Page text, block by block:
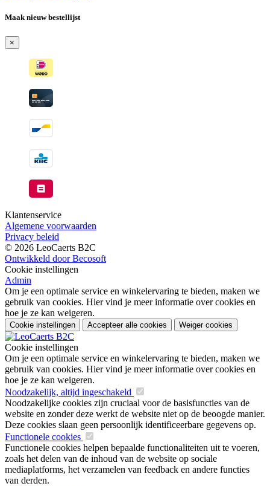
-
verzonden
wanneer
beschikbaar
Maak nieuw bestellijst
×
Klantenservice
Algemene voorwaarden
Privacy beleid
© 2026 LeoCaerts B2C
Ontwikkeld door Becosoft
Cookie instellingen
Admin
Om je een optimale service en winkelervaring te bieden, maken we
gebruik van cookies. Hier vind je meer informatie over cookies en
hoe je ze kan weigeren.
Cookie instellingen Accepteer alle cookies Weiger cookies
Cookie instellingen
Om je een optimale service en winkelervaring te bieden, maken we
gebruik van cookies. Hier vind je meer informatie over cookies en
hoe je ze kan weigeren.
Noodzakelijk, altijd ingeschakeld
Noodzakelijke cookies zijn cruciaal voor de basisfuncties van de
website en zonder deze werkt de website niet op de beoogde manier.
Deze cookies slaan geen persoonlijk identificeerbare gegevens op.
Functionele cookies
Functionele cookies helpen bepaalde functionaliteiten uit te voeren,
zoals het delen van de inhoud van de website op sociale
mediaplatforms, het verzamelen van feedback en andere functies
van derden.